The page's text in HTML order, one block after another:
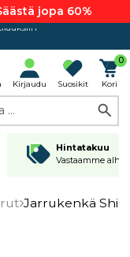
jopa 60%
Kirjaudu Suosikit
0
Kori
...
Hintatakuu
Vastaamme
Jarrukenkä